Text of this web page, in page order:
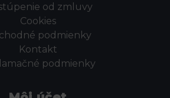
od zmluvy
Cookies
podmienky
Kontakt
podmienky